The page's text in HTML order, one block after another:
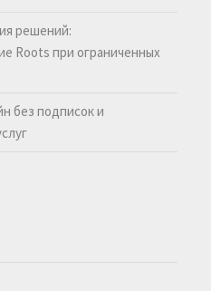
решений:
Roots при ограниченных
без подписок и